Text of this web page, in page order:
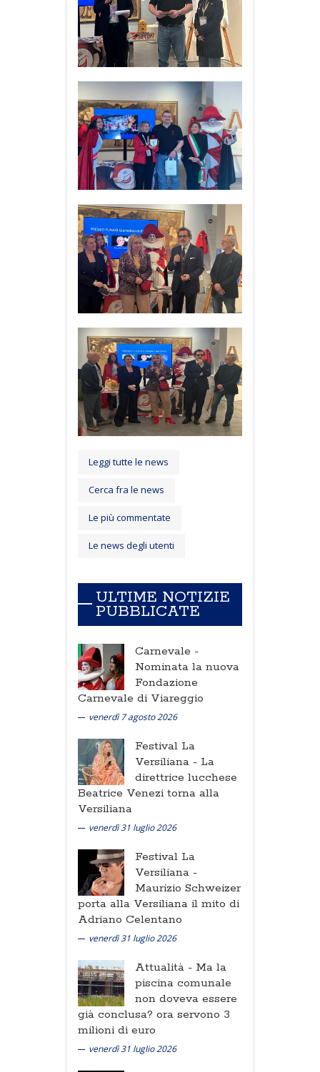
Leggi tutte le news
Cerca fra le news
Le più commentate
Le news degli utenti
ULTIME NOTIZIE
PUBBLICATE
Carnevale -
Nominata la nuova
Fondazione
Carnevale di Viareggio
venerdì 7 agosto 2026
Festival La
Versiliana - La
direttrice lucchese
Beatrice Venezi torna alla
Versiliana
venerdì 31 luglio 2026
Festival La
Versiliana -
Maurizio Schweizer
porta alla Versiliana il mito di
Adriano Celentano
venerdì 31 luglio 2026
Attualità - Ma la
piscina comunale
non doveva essere
già conclusa? ora servono 3
milioni di euro
venerdì 31 luglio 2026